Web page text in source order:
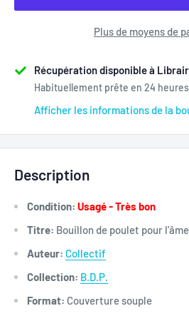
Plus de moyens de
Récupération disponible à
Habituellement prête en 24 heures
Afficher les informations de la
Description
Condition: Usagé - Très bon
Titre: Bouillon de poulet pour
Auteur: Collectif
Collection: B.D.P.
Format: Couverture souple